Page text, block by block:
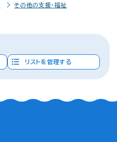
その他の支援・福祉
リストを管理する